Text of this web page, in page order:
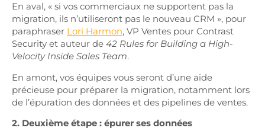
En aval, « si vos commerciaux ne supportent pas la
migration, ils n’utiliseront pas le nouveau CRM », pour
paraphraser Lori Harmon, VP Ventes pour Contrast
Security et auteur de 42 Rules for Building a High-
Velocity Inside Sales Team.
En amont, vos équipes vous seront d’une aide
précieuse pour préparer la migration, notamment lors
de l’épuration des données et des pipelines de ventes.
2. Deuxième étape : épurer ses données